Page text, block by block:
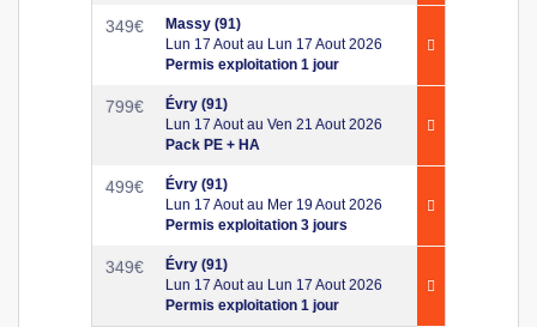
349€
Massy (91)
Lun 17 Aout au Lun 17 Aout 2026
Permis exploitation 1 jour
799€
Évry (91)
Lun 17 Aout au Ven 21 Aout 2026
Pack PE + HA
499€
Évry (91)
Lun 17 Aout au Mer 19 Aout 2026
Permis exploitation 3 jours
349€
Évry (91)
Lun 17 Aout au Lun 17 Aout 2026
Permis exploitation 1 jour